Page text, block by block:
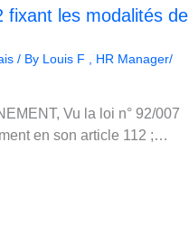
fixant les modalités de
/ By Louis F , HR Manager/
Vu la loi n° 92/007
en son article 112 ;…